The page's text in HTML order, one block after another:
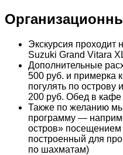
Экскурсия проходит
Suzuki Grand Vitara
Дополнительные
500 руб. и примерка
погулять по
200 руб. Обед в
Также по желанию
программу —
остров»
построенный для
по шахматам)